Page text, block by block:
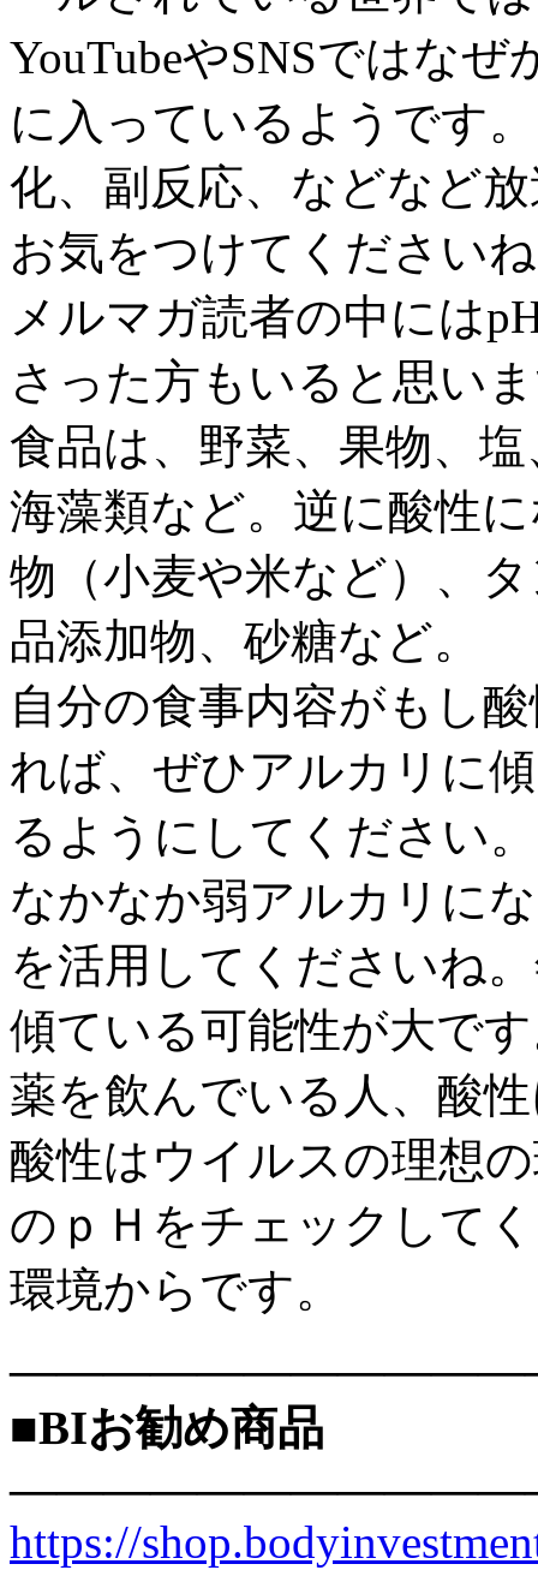
YouTubeやSNSではな
に入っているようです
化、副反応、などなど
お気をつけてください
メルマガ読者の中には
さった方もいると思い
食品は、野菜、果物、
海藻類など。逆に酸性
物（小麦や米など）、
品添加物、砂糖など。
自分の食事内容がもし
れば、ぜひアルカリに
るようにしてください。
なかなか弱アルカリに
を活用してくださいね
傾ている可能性が大で
薬を飲んでいる人、酸
酸性はウイルスの理想
のｐＨをチェックして
環境からです。
■BIお勧め商品
https://